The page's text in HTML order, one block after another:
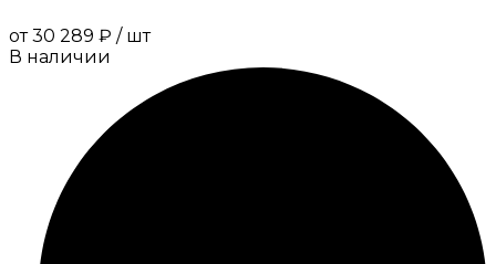
от 30 289 ₽ / шт
В наличии